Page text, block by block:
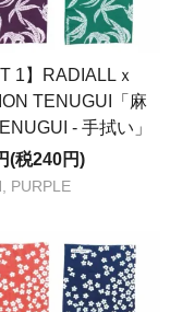
1】RADIALLｘ
TENUGUI「麻
- 手拭い」
(税240円)
PURPLE